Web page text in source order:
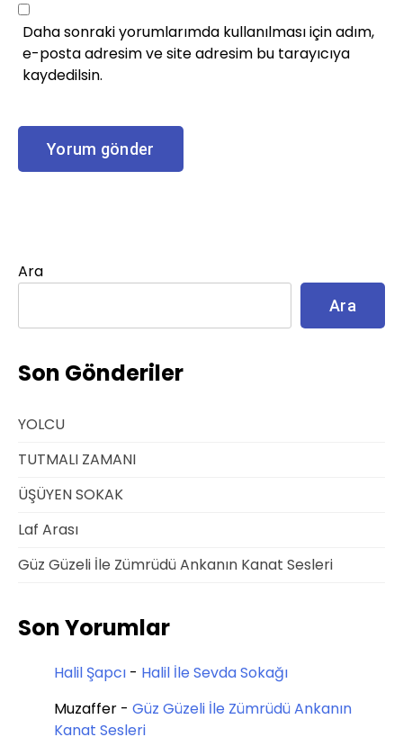
Daha sonraki yorumlarımda kullanılması için adım,
e-posta adresim ve site adresim bu tarayıcıya
kaydedilsin.
Ara
Ara
Son Gönderiler
YOLCU
TUTMALI ZAMANI
ÜŞÜYEN SOKAK
Laf Arası
Güz Güzeli İle Zümrüdü Ankanın Kanat Sesleri
Son Yorumlar
Halil Şapcı - Halil İle Sevda Sokağı
Muzaffer - Güz Güzeli İle Zümrüdü Ankanın
Kanat Sesleri